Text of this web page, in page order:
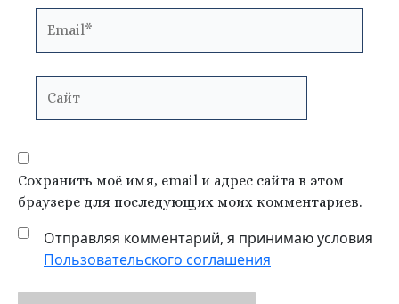
Сохранить моё имя, email и адрес сайта в этом
браузере для последующих моих комментариев.
Отправляя комментарий, я принимаю условия
Пользовательского соглашения